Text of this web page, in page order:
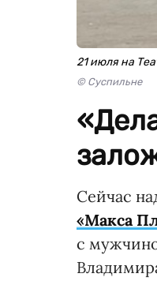
21 июля на
© Суспильне
Сейчас
«Макса
с